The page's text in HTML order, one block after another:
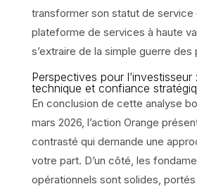
transformer son statut de service
plateforme de services à haute
s’extraire de la simple guerre
Perspectives pour
technique et confiance
En conclusion de cette analyse
mars 2026, l’action Orange
contrasté qui demande une
votre part. D’un côté, les
opérationnels sont solides, portés